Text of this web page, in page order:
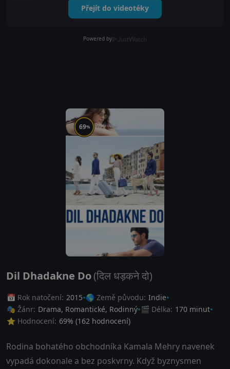
Přejít do videotéky
Powered by
69%
Dil Dhadakne Do(दिल धड़कने दो)
📅 Rok natočení: 2015 🌎 Země původu: Indie
🎭 Žánr: Drama, Romantické, Rodinný 🎬 Délka: 170 minut
⭐ Hodnocení: 69% (162 hodnocení)
Rodina bohatého obchodníka Kamala Mehry navenek
vypadá dokonale a bez poskvrny. Když byznysmen